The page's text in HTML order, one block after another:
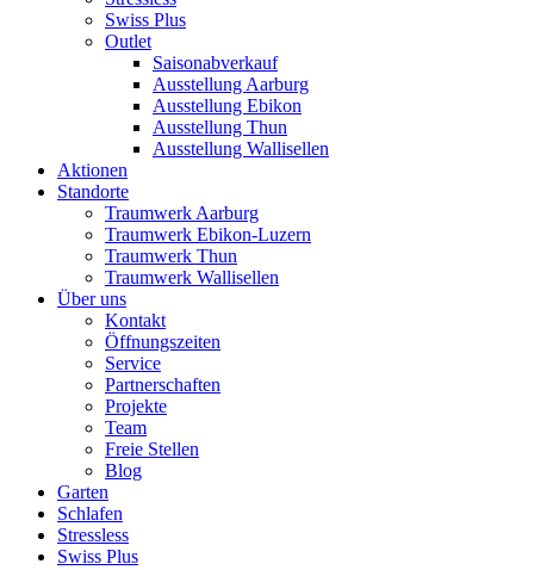
Swiss Plus
Outlet
Saisonabverkauf
Ausstellung Aarburg
Ausstellung Ebikon
Ausstellung Thun
Ausstellung Wallisellen
Aktionen
Standorte
Traumwerk Aarburg
Traumwerk Ebikon-Luzern
Traumwerk Thun
Traumwerk Wallisellen
Über uns
Kontakt
Öffnungszeiten
Service
Partnerschaften
Projekte
Team
Freie Stellen
Blog
Garten
Schlafen
Stressless
Swiss Plus